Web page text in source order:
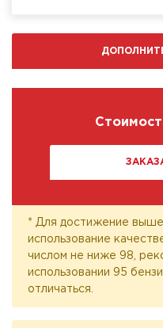
* Для достижение
использование
числом не ниже 98,
использовании 95
отличаться.